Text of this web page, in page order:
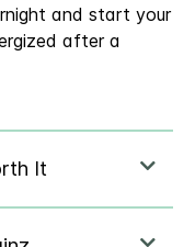
and start your
after a